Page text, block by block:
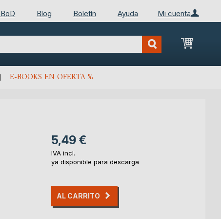
Mi cuenta
Blog Boletín Ayuda
Mi
E-BOOKS EN OFERTA %
5,49 €
IVA incl.
ya disponible para descarga
AL CARRITO